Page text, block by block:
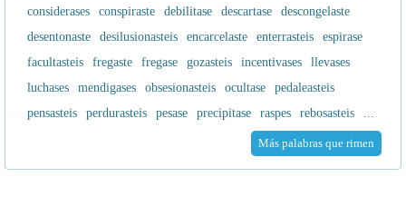
considerases
conspiraste debilitase descartase
descongelaste
desentonaste
desilusionasteis encarcelaste enterrasteis
espirase
facultasteis
fregaste fregase gozasteis incentivases
llevases
luchases
mendigases obsesionasteis ocultase
pedaleasteis
pensasteis
perdurasteis pesase precipitase raspes rebosasteis ...
Más palabras que rimen